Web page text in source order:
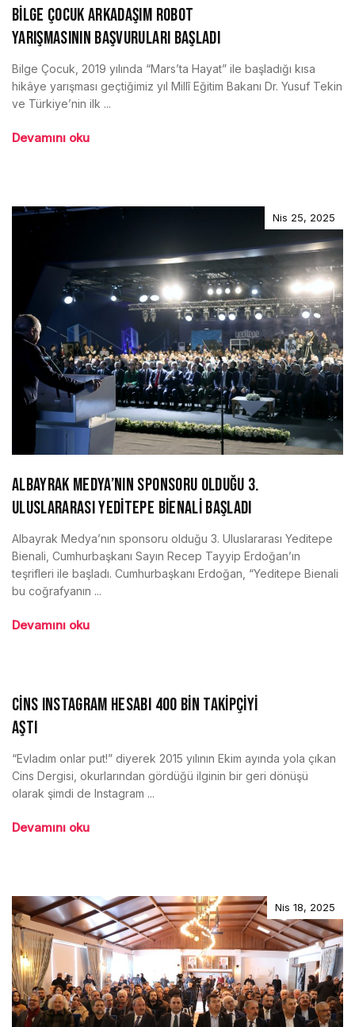
BİLGE ÇOCUK ARKADAŞIM ROBOT
YARIŞMASININ BAŞVURULARI BAŞLADI
Bilge Çocuk, 2019 yılında “Mars’ta Hayat” ile başladığı kısa
hikâye yarışması geçtiğimiz yıl Millî Eğitim Bakanı Dr. Yusuf Tekin
ve Türkiye’nin ilk ...
Devamını oku
Nis 25, 2025
ALBAYRAK MEDYA’NIN SPONSORU OLDUĞU 3.
ULUSLARARASI YEDİTEPE BİENALİ BAŞLADI
Albayrak Medya’nın sponsoru olduğu 3. Uluslararası Yeditepe
Bienali, Cumhurbaşkanı Sayın Recep Tayyip Erdoğan’ın
teşrifleri ile başladı. Cumhurbaşkanı Erdoğan, “Yeditepe Bienali
bu coğrafyanın ...
Devamını oku
CİNS INSTAGRAM HESABI 400 BİN TAKİPÇİYİ
AŞTI
“Evladım onlar put!” diyerek 2015 yılının Ekim ayında yola çıkan
Cins Dergisi, okurlarından gördüğü ilginin bir geri dönüşü
olarak şimdi de Instagram ...
Devamını oku
Nis 18, 2025